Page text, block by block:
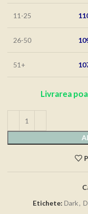
11-25
26-50
51+
Livrarea
Etichete: Dark,